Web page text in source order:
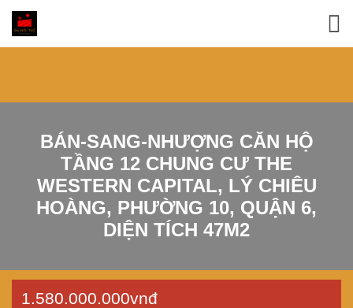
BÁN-SANG-NHƯỢNG CĂN HỘ
TẦNG 12 CHUNG CƯ THE
WESTERN CAPITAL, LÝ CHIÊU
HOÀNG, PHƯỜNG 10, QUẬN 6,
DIỆN TÍCH 47M2
1.580.000.000vnđ